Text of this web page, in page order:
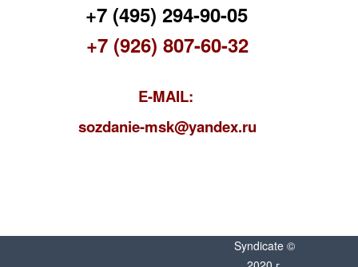
+7 (495) 294-90-05
+7 (926) 807-60-32
E-MAIL:
sozdanie-msk@yandex.ru
Syndicate ©